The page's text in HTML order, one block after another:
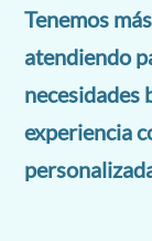
Tenemos
atendiendo
necesidades
experiencia